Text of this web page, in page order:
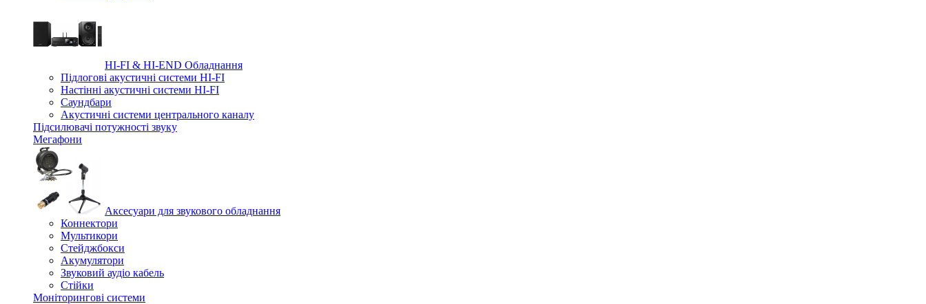
HI-FI & HI-END Обладнання
Підлогові акустичні системи HI-FI
Настінні акустичні системи HI-FI
Саундбари
Акустичні системи центрального каналу
Підсилювачі потужності звуку
Мегафони
Аксесуари для звукового обладнання
Коннектори
Мультикори
Стейджбокси
Акумулятори
Звуковий аудіо кабель
Стійки
Моніторингові системи